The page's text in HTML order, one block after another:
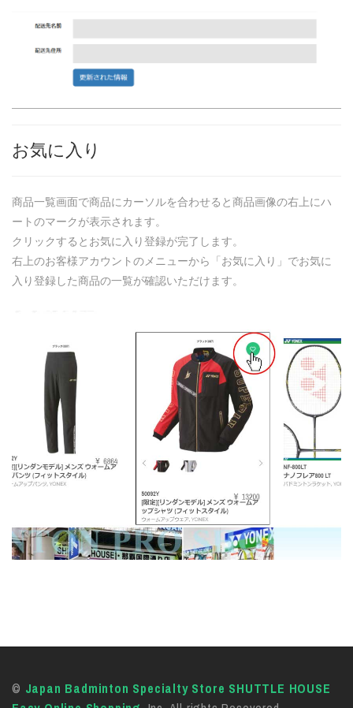
お気に入り
商品一覧画面で商品にカーソルを合わせると商品画像の右上にハ
ートのマークが表示されます。
クリックするとお気に入り登録が完了します。
右上のお客様アカウントのメニューから「お気に入り」でお気に
入り登録した商品の一覧が確認いただけます。
© Japan Badminton Specialty Store SHUTTLE HOUSE